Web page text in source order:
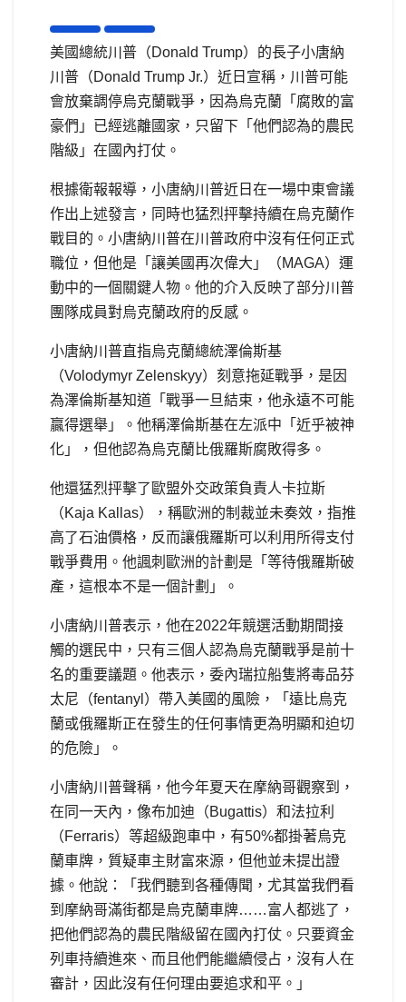
美國總統川普（Donald Trump）的長子小唐納
川普（Donald Trump Jr.）近日宣稱，川普可能
會放棄調停烏克蘭戰爭，因為烏克蘭「腐敗的富
豪們」已經逃離國家，只留下「他們認為的農民
階級」在國內打仗。
根據衛報報導，小唐納川普近日在一場中東會議
作出上述發言，同時也猛烈抨擊持續在烏克蘭作
戰目的。小唐納川普在川普政府中沒有任何正式
職位，但他是「讓美國再次偉大」（MAGA）運
動中的一個關鍵人物。他的介入反映了部分川普
團隊成員對烏克蘭政府的反感。
小唐納川普直指烏克蘭總統澤倫斯基
（Volodymyr Zelenskyy）刻意拖延戰爭，是因
為澤倫斯基知道「戰爭一旦結束，他永遠不可能
贏得選舉」。他稱澤倫斯基在左派中「近乎被神
化」，但他認為烏克蘭比俄羅斯腐敗得多。
他還猛烈抨擊了歐盟外交政策負責人卡拉斯
（Kaja Kallas），稱歐洲的制裁並未奏效，指推
高了石油價格，反而讓俄羅斯可以利用所得支付
戰爭費用。他諷刺歐洲的計劃是「等待俄羅斯破
產，這根本不是一個計劃」。
小唐納川普表示，他在2022年競選活動期間接
觸的選民中，只有三個人認為烏克蘭戰爭是前十
名的重要議題。他表示，委內瑞拉船隻將毒品芬
太尼（fentanyl）帶入美國的風險，「遠比烏克
蘭或俄羅斯正在發生的任何事情更為明顯和迫切
的危險」。
小唐納川普聲稱，他今年夏天在摩納哥觀察到，
在同一天內，像布加迪（Bugattis）和法拉利
（Ferraris）等超級跑車中，有50%都掛著烏克
蘭車牌，質疑車主財富來源，但他並未提出證
據。他說：「我們聽到各種傳聞，尤其當我們看
到摩納哥滿街都是烏克蘭車牌……富人都逃了，
把他們認為的農民階級留在國內打仗。只要資金
列車持續進來、而且他們能繼續侵占，沒有人在
審計，因此沒有任何理由要追求和平。」